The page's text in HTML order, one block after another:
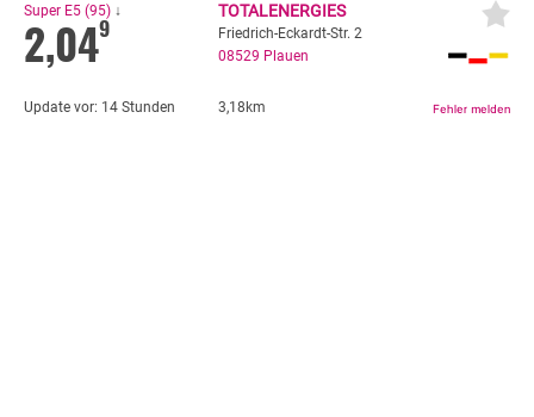
Super E5 (95) ↓
2,049
TOTALENERGIES
Friedrich-Eckardt-Str. 2
08529 Plauen
Update vor: 14 Stunden 3,18km